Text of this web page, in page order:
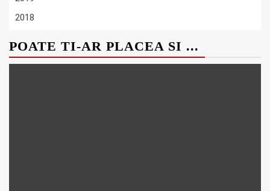
2018
POATE TI-AR PLACEA SI ...